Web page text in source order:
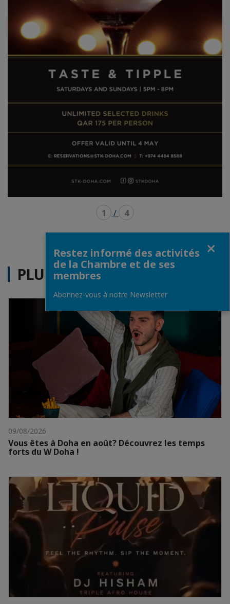
1 / 4
PLUS D'ACTUALITÉS
09/08/2026
Vous êtes à Doha en août? Découvrez les temps
forts du W Doha !
Restez informé des activités
de la Chambre et de ses
membres
Abonnez-vous à notre Newsletter